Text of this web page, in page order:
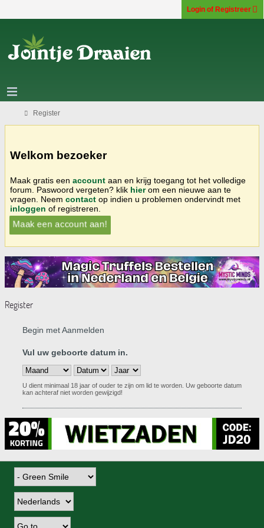
Login of Registreer
Register
Welkom bezoeker
Maak gratis een account aan en krijg toegang tot het volledige
forum. Paswoord vergeten? klik hierom een nieuwe aan te
vragen. Neem contact op indien u problemen ondervindt met
inloggen of registreren.
Maak een account aan!
Register
Begin met Aanmelden
Vul uw geboorte datum in.
U dient minimaal 18 jaar of ouder te zijn om lid te worden. Uw geboorte datum
kan achteraf niet worden gewijzigd!